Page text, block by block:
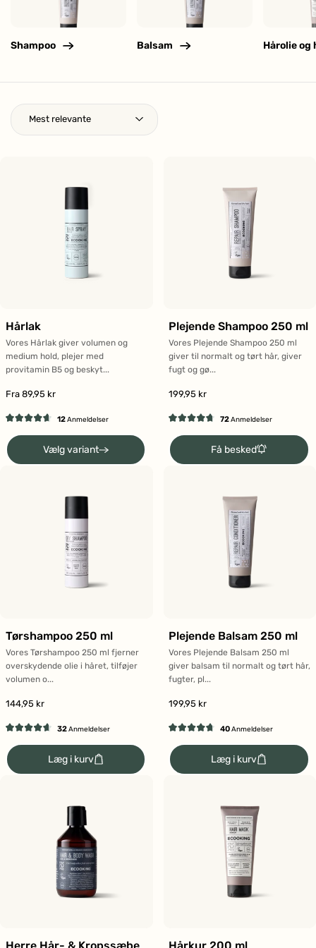
Shampoo Balsam Hårolie og
Hårlak
Vores Hårlak giver volumen og
medium hold, plejer med
provitamin B5 og beskyt...
Fra 89,95 kr
4.7
ud
af
12Anmeldelser
Vælg variant
Plejende Shampoo 250 ml
Vores Plejende Shampoo 250 ml
giver til normalt og tørt hår, giver
fugt og gø...
199,95 kr
4.7
ud
af
72Anmeldelser
Få besked
Tørshampoo 250 ml
Vores Tørshampoo 250 ml fjerner
overskydende olie i håret, tilføjer
volumen o...
144,95 kr
4.7
ud
af
32Anmeldelser
Læg i kurv
Plejende Balsam 250 ml
Vores Plejende Balsam 250 ml
giver balsam til normalt og tørt hår,
fugter, pl...
199,95 kr
4.7
ud
af
40Anmeldelser
Læg i kurv